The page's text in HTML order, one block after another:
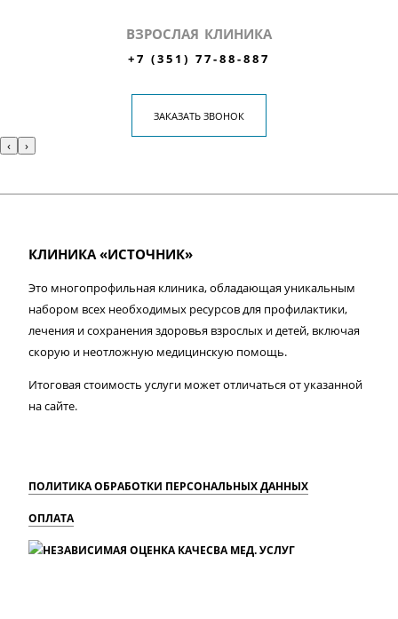
ВЗРОСЛАЯ КЛИНИКА
+7 (351) 77-88-887
ЗАКАЗАТЬ ЗВОНОК
‹ ›
КЛИНИКА «ИСТОЧНИК»
Это многопрофильная клиника, обладающая уникальным
набором всех необходимых ресурсов для профилактики,
лечения и сохранения здоровья взрослых и детей, включая
скорую и неотложную медицинскую помощь.
Итоговая стоимость услуги может отличаться от указанной
на сайте.
ПОЛИТИКА ОБРАБОТКИ ПЕРСОНАЛЬНЫХ ДАННЫХ
ОПЛАТА